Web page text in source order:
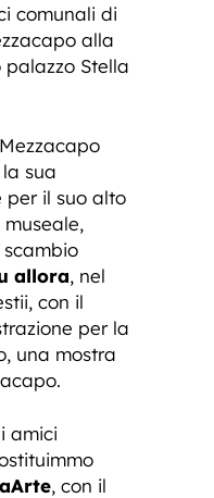
comunali di
alla
palazzo Stella
sua
per il suo alto
allora, nel
con il
per la
una mostra
amici
, con il